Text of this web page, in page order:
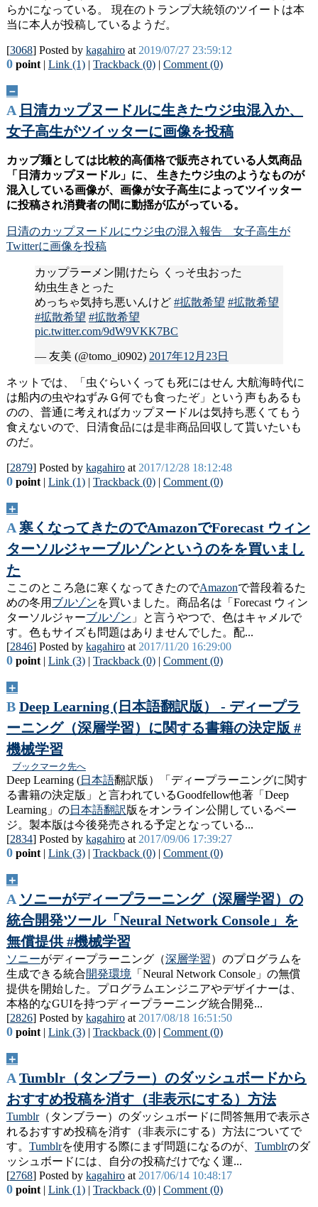
らかになっている。 現在のトランプ大統領のツイートは本
当に本人が投稿しているようだ。
[3068] Posted by kagahiroat 2019/07/27 23:59:12
0point| Link (1)| Trackback (0)| Comment (0)
－
A 日清カップヌードルに生きたウジ虫混入か、
女子高生がツイッターに画像を投稿
カップ麺としては比較的高価格で販売されている人気商品
「日清カップヌードル」に、 生きたウジ虫のようなものが
混入している画像が、画像が女子高生によってツイッター
に投稿され消費者の間に動揺が広がっている。
日清のカップヌードルにウジ虫の混入報告 女子高生が
Twitterに画像を投稿
カップラーメン開けたら くっそ虫おった
幼虫生きとった
めっちゃ気持ち悪いんけど #拡散希望 #拡散希望
#拡散希望 #拡散希望
pic.twitter.com/9dW9VKK7BC
— 友美 (@tomo_i0902) 2017年12月23日
ネットでは、「虫ぐらいくっても死にはせん 大航海時代に
は船内の虫やねずみＧ何でも食ったぞ」という声もあるも
のの、普通に考えればカップヌードルは気持ち悪くてもう
食えないので、日清食品には是非商品回収して貰いたいも
のだ。
[2879] Posted by kagahiroat 2017/12/28 18:12:48
0point| Link (1)| Trackback (0)| Comment (0)
＋
A 寒くなってきたのでAmazonでForecast ウィン
ターソルジャーブルゾンというのをを買いまし
た
ここのところ急に寒くなってきたのでAmazonで普段着るた
めの冬用 ブルゾンを買いました。商品名は「Forecast ウィン
ターソルジャーブルゾン 」と言うやつで、色はキャメルで
す。色もサイズも問題はありませんでした。配...
[2846] Posted by kagahiroat 2017/11/20 16:29:00
0point| Link (3)| Trackback (0)| Comment (0)
＋
B Deep Learning (日本語翻訳版） - ディープラ
ーニング（深層学習）に関する書籍の決定版 #
機械学習
ブックマーク先へ
Deep Learning (日本語翻訳版）「ディープラーニングに関す
る書籍の決定版」と言われているGoodfellow他著「Deep
Learning」の日本語翻訳版をオンライン公開しているペー
ジ。製本版は今後発売される予定となっている...
[2834] Posted by kagahiroat 2017/09/06 17:39:27
0point| Link (3)| Trackback (0)| Comment (0)
＋
A ソニーがディープラーニング（深層学習）の
統合開発ツール「Neural Network Console」を
無償提供 #機械学習
ソニーがディープラーニング（深層学習）のプログラムを
生成できる統合開発環境 「Neural Network Console」の無償
提供を開始した。プログラムエンジニアやデザイナーは、
本格的なGUIを持つディープラーニング統合開発...
[2826] Posted by kagahiroat 2017/08/18 16:51:50
0point| Link (3)| Trackback (0)| Comment (0)
＋
A Tumblr（タンブラー）のダッシュボードから
おすすめ投稿を消す（非表示にする）方法
Tumblr（タンブラー）のダッシュボードに問答無用で表示さ
れるおすすめ投稿を消す（非表示にする）方法についてで
す。 Tumblrを使用する際にまず問題になるのが、 Tumblrのダ
ッシュボードには、自分の投稿だけでなく運...
[2768] Posted by kagahiroat 2017/06/14 10:48:17
0point| Link (1)| Trackback (0)| Comment (0)